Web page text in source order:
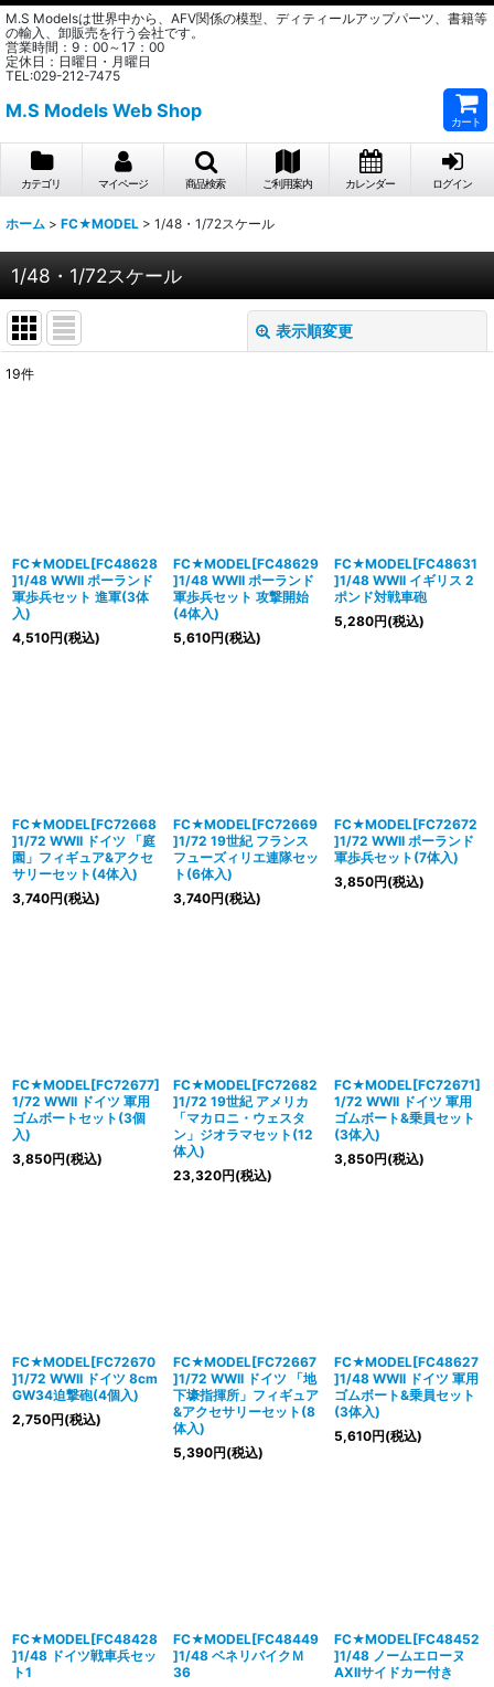
M.S Modelsは世界中から、AFV関係の模型、ディティールアップパーツ、書籍等
の輸入、卸販売を行う会社です。
営業時間：9：00～17：00
定休日：日曜日・月曜日
TEL:029-212-7475
M.S Models Web Shop
カート
カテゴリ マイページ 商品検索 ご利用案内 カレンダー ログイン
ホーム > FC★MODEL > 1/48・1/72スケール
1/48・1/72スケール
表示順変更
絞り込む
19件
FC★MODEL[FC48628
]1/48 WWII ポーランド
軍歩兵セット 進軍(3体
入)
4,510円(税込)
FC★MODEL[FC48629
]1/48 WWII ポーランド
軍歩兵セット 攻撃開始
(4体入)
5,610円(税込)
FC★MODEL[FC48631
]1/48 WWII イギリス 2
ポンド対戦車砲
5,280円(税込)
FC★MODEL[FC72668
]1/72 WWII ドイツ 「庭
園」フィギュア&アクセ
サリーセット(4体入)
3,740円(税込)
FC★MODEL[FC72669
]1/72 19世紀 フランス
フューズィリエ連隊セッ
ト(6体入)
3,740円(税込)
FC★MODEL[FC72672
]1/72 WWII ポーランド
軍歩兵セット(7体入)
3,850円(税込)
FC★MODEL[FC72677]
1/72 WWII ドイツ 軍用
ゴムボートセット(3個
入)
3,850円(税込)
FC★MODEL[FC72682
]1/72 19世紀 アメリカ
「マカロニ・ウェスタ
ン」ジオラマセット(12
体入)
23,320円(税込)
FC★MODEL[FC72671]
1/72 WWII ドイツ 軍用
ゴムボート&乗員セット
(3体入)
3,850円(税込)
FC★MODEL[FC72670
]1/72 WWII ドイツ 8cm
GW34迫撃砲(4個入)
2,750円(税込)
FC★MODEL[FC72667
]1/72 WWII ドイツ 「地
下壕指揮所」フィギュア
&アクセサリーセット(8
体入)
5,390円(税込)
FC★MODEL[FC48627
]1/48 WWII ドイツ 軍用
ゴムボート&乗員セット
(3体入)
5,610円(税込)
FC★MODEL[FC48428
]1/48 ドイツ戦車兵セッ
ト1
FC★MODEL[FC48449
]1/48 ベネリバイクＭ
36
FC★MODEL[FC48452
]1/48 ノームエローヌ
AXIIサイドカー付き